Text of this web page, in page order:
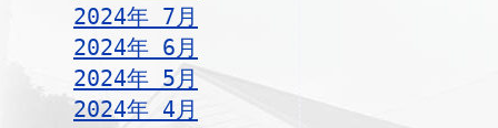
2024年 7月
2024年 6月
2024年 5月
2024年 4月